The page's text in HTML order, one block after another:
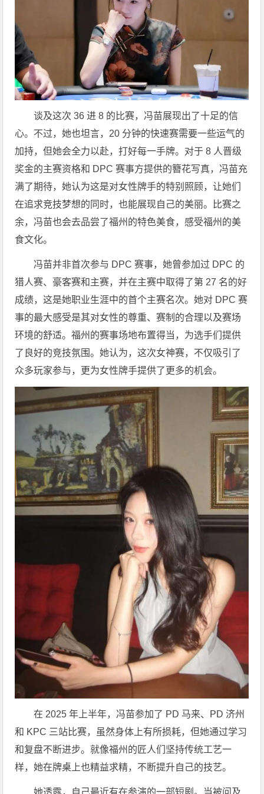
谈及这次 36 进 8 的比赛，冯苗展现出了十足的信
心。不过，她也坦言，20 分钟的快速赛需要一些运气的
加持，但她会全力以赴，打好每一手牌。对于 8 人晋级
奖金的主赛资格和 DPC 赛事方提供的簪花写真，冯苗充
满了期待，她认为这是对女性牌手的特别照顾，让她们
在追求竞技梦想的同时，也能展现自己的美丽。比赛之
余，冯苗也会去品尝了福州的特色美食，感受福州的美
食文化。
冯苗并非首次参与 DPC 赛事，她曾参加过 DPC 的
猎人赛、豪客赛和主赛，并在主赛中取得了第 27 名的好
成绩，这是她职业生涯中的首个主赛名次。她对 DPC 赛
事的最大感受是其对女性的尊重、赛制的合理以及赛场
环境的舒适。福州的赛事场地布置得当，为选手们提供
了良好的竞技氛围。她认为，这次女神赛，不仅吸引了
众多玩家参与，更为女性牌手提供了更多的机会。
在 2025 年上半年，冯苗参加了 PD 马来、PD 济州
和 KPC 三站比赛，虽然身体上有所损耗，但她通过学习
和复盘不断进步。就像福州的匠人们坚持传统工艺一
样，她在牌桌上也精益求精，不断提升自己的技艺。
她透露，自己最近有在参演的一部短剧。当被问及